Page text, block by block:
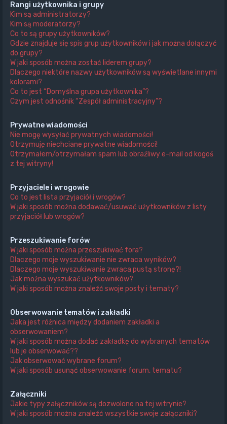
Rangi użytkownika i grupy
Kim są administratorzy?
Kim są moderatorzy?
Co to są grupy użytkowników?
Gdzie znajduje się spis grup użytkowników i jak można dołączyć
do grupy?
W jaki sposób można zostać liderem grupy?
Dlaczego niektóre nazwy użytkowników są wyświetlane innymi
kolorami?
Co to jest “Domyślna grupa użytkownika”?
Czym jest odnośnik “Zespół administracyjny”?
Prywatne wiadomości
Nie mogę wysyłać prywatnych wiadomości!
Otrzymuję niechciane prywatne wiadomości!
Otrzymałem/otrzymałam spam lub obraźliwy e-mail od kogoś
z tej witryny!
Przyjaciele i wrogowie
Co to jest lista przyjaciół i wrogów?
W jaki sposób można dodawać/usuwać użytkowników z listy
przyjaciół lub wrogów?
Przeszukiwanie forów
W jaki sposób można przeszukiwać fora?
Dlaczego moje wyszukiwanie nie zwraca wyników?
Dlaczego moje wyszukiwanie zwraca pustą stronę?!
Jak można wyszukać użytkowników?
W jaki sposób można znaleźć swoje posty i tematy?
Obserwowanie tematów i zakładki
Jaka jest różnica między dodaniem zakładki a
obserwowaniem?
W jaki sposób można dodać zakładkę do wybranych tematów
lub je obserwować??
Jak obserwować wybrane forum?
W jaki sposób usunąć obserwowanie forum, tematu?
Załączniki
Jakie typy załączników są dozwolone na tej witrynie?
W jaki sposób można znaleźć wszystkie swoje załączniki?